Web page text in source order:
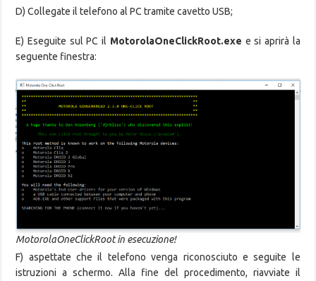
D) Collegate il telefono al PC tramite cavetto USB;
E) Eseguite sul PC il MotorolaOneClickRoot.exe e si aprirà la
seguente finestra:
MotorolaOneClickRoot in esecuzione!
F) aspettate che il telefono venga riconosciuto e seguite le
istruzioni a schermo. Alla fine del procedimento, riavviate il